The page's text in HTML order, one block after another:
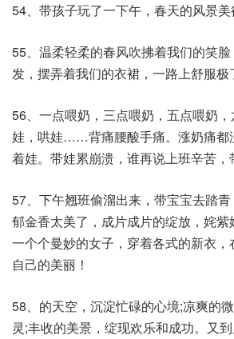
54、带孩子玩了一下午，春天的风景美
55、温柔轻柔的春风吹拂着我们的笑
发，摆弄着我们的衣裙，一路上舒服极
56、一点喂奶，三点喂奶，五点喂奶
娃，哄娃……背痛腰酸手痛。涨奶痛都
着娃。带娃累崩溃，谁再说上班辛苦，
57、下午翘班偷溜出来，带宝宝去踏青
郁金香太美了，成片成片的绽放，姹
一个个曼妙的女子，穿着各式的新衣
自己的美丽！
58、的天空，沉淀忙碌的心境;凉爽的
灵;丰收的美景，绽现欢乐和成功。又